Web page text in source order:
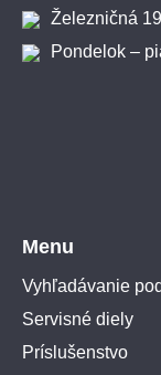
Železničná
Pondelok –
Menu
Vyhľadávanie
Servisné diely
Príslušenstvo